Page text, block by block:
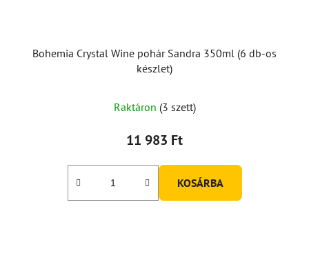
Bohemia Crystal Wine pohár Sandra 350ml (6 db-os
készlet)
Raktáron (3 szett)
11 983 Ft
KOSÁRBA